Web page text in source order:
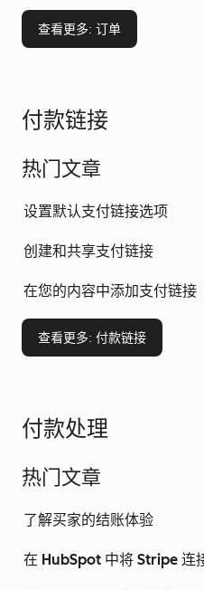
查看更多: 订单
付款链接
热门文章
设置默认支付链接选项
创建和共享支付链接
在您的内容中添加支付链接
查看更多: 付款链接
付款处理
热门文章
了解买家的结账体验
在 HubSpot 中将 Stripe 连